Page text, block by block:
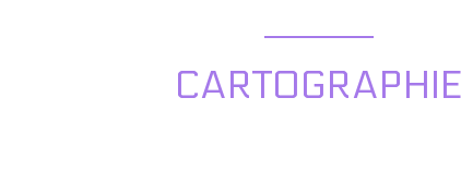
CARTOGRAPHIE